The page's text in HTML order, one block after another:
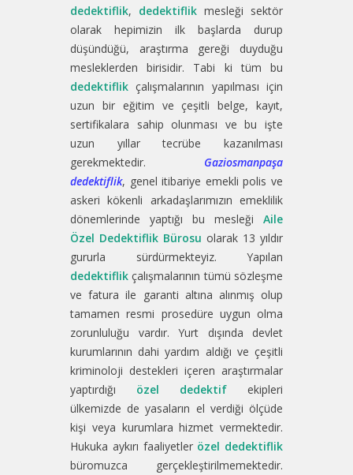
dedektiflik, dedektiflik mesleği sektör
olarak hepimizin ilk başlarda durup
düşündüğü, araştırma gereği duyduğu
mesleklerden birisidir. Tabi ki tüm bu
dedektiflik çalışmalarının yapılması için
uzun bir eğitim ve çeşitli belge, kayıt,
sertifikalara sahip olunması ve bu işte
uzun yıllar tecrübe kazanılması
gerekmektedir. Gaziosmanpaşa
dedektiflik, genel itibariye emekli polis ve
askeri kökenli arkadaşlarımızın emeklilik
dönemlerinde yaptığı bu mesleği Aile
Özel Dedektiflik Bürosu olarak 13 yıldır
gururla sürdürmekteyiz. Yapılan
dedektiflik çalışmalarının tümü sözleşme
ve fatura ile garanti altına alınmış olup
tamamen resmi prosedüre uygun olma
zorunluluğu vardır. Yurt dışında devlet
kurumlarının dahi yardım aldığı ve çeşitli
kriminoloji destekleri içeren araştırmalar
yaptırdığı özel dedektif ekipleri
ülkemizde de yasaların el verdiği ölçüde
kişi veya kurumlara hizmet vermektedir.
Hukuka aykırı faaliyetler özel dedektiflik
büromuzca gerçekleştirilmemektedir.